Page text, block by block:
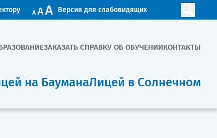
Версия для слабовидящих
ЗАКАЗАТЬ СПРАВКУ ОБ ОБУЧЕНИИКОНТАКТЫ
на БауманаЛицей в Солнечном